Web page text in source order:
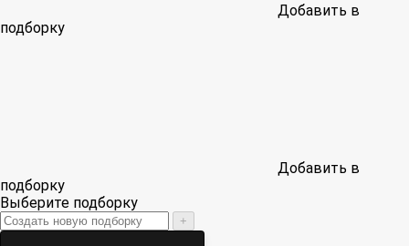
Добавить в
подборку
Добавить в
подборку
Выберите подборку
+